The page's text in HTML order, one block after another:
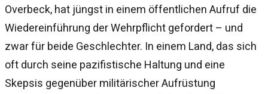
Overbeck, hat jüngst in einem öffentlichen Aufruf die
Wiedereinführung der Wehrpflicht gefordert – und
zwar für beide Geschlechter. In einem Land, das sich
oft durch seine pazifistische Haltung und eine
Skepsis gegenüber militärischer Aufrüstung